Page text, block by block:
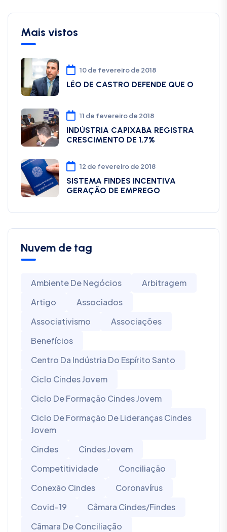
Mais vistos
10 de fevereiro de 2018
LÉO DE CASTRO DEFENDE QUE O
11 de fevereiro de 2018
INDÚSTRIA CAPIXABA REGISTRA
CRESCIMENTO DE 1,7%
12 de fevereiro de 2018
SISTEMA FINDES INCENTIVA
GERAÇÃO DE EMPREGO
Nuvem de tag
Ambiente De Negócios
Arbitragem
Artigo
Associados
Associativismo
Associações
Benefícios
Centro Da Indústria Do Espírito Santo
Ciclo Cindes Jovem
Ciclo De Formação Cindes Jovem
Ciclo De Formação De Lideranças Cindes
Jovem
Cindes
Cindes Jovem
Competitividade
Conciliação
Conexão Cindes
Coronavírus
Covid-19
Câmara Cindes/Findes
Câmara De Conciliação